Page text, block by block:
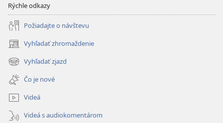
Rýchle odkazy
Požiadajte o návštevu
Vyhľadať zhromaždenie
(otvorí
nové
okno)
Vyhľadať zjazd
(otvorí
nové
okno)
Čo je nové
Videá
Videá s audiokomentárom